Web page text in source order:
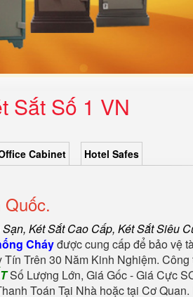
Sắt Số 1 VN
Cabinet Hotel Safes
Sạn, Két Sắt Cao Cấp, Két Sắt Siêu
Cháyđược cung cấp để bảo vệ
Trên 30 Năm Kinh Nghiệm. Công
Số Lượng Lớn, Giá Gốc - Giá Cực
Toán Tại Nhà hoặc tại Cơ Quan.